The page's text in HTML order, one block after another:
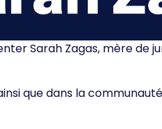
Sarah Zagas, mère de
que dans la